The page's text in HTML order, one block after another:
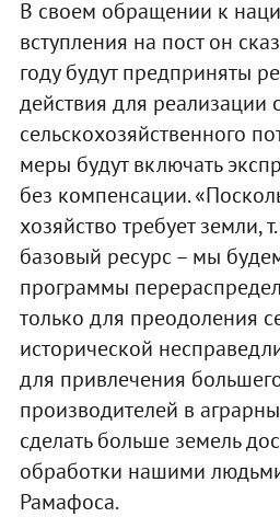
В своем обращении к
вступления на пост он
году будут предприняты
действия для реализации
сельскохозяйственного
меры будут включать
без компенсации.
хозяйство требует земли,
базовый ресурс – мы
программы
только для преодоления
исторической
для привлечения
производителей в
сделать больше земель
обработки нашими
Рамафоса.